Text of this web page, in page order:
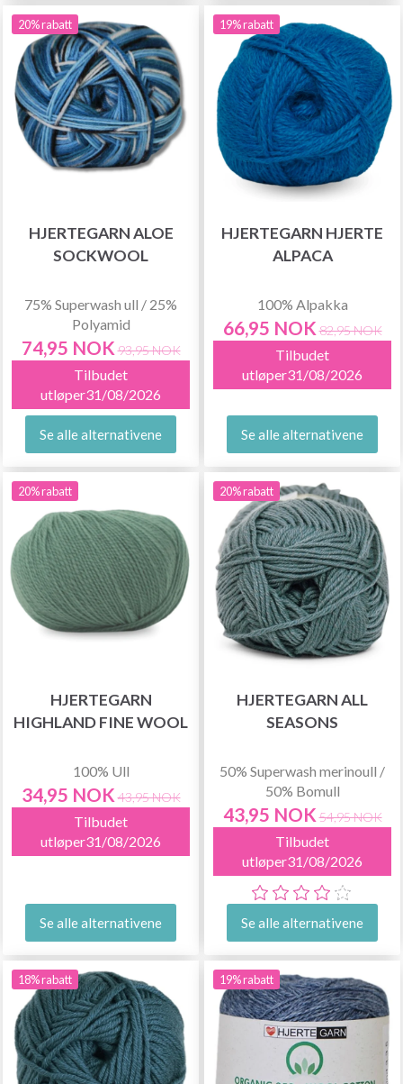
20% rabatt
HJERTEGARN ALOE
SOCKWOOL
75% Superwash ull / 25%
Polyamid
74,95 NOK 93,95 NOK
Tilbudet
utløper31/08/2026
Se alle alternativene
19% rabatt
HJERTEGARN HJERTE
ALPACA
100% Alpakka
66,95 NOK 82,95 NOK
Tilbudet
utløper31/08/2026
Se alle alternativene
20% rabatt
HJERTEGARN
HIGHLAND FINE WOOL
100% Ull
34,95 NOK 43,95 NOK
Tilbudet
utløper31/08/2026
Se alle alternativene
20% rabatt
HJERTEGARN ALL
SEASONS
50% Superwash merinoull /
50% Bomull
43,95 NOK 54,95 NOK
Tilbudet
utløper31/08/2026
Se alle alternativene
18% rabatt 19% rabatt